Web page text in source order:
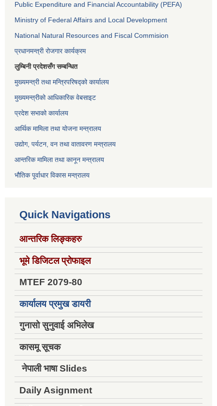
Public Expenditure and Financial Accountability (PEFA)
Ministry of Federal Affairs and Local Development
National Natural Resources and Fiscal Commision
प्रधानमन्त्री रोजगार कार्यक्रम
लुम्बिनी प्रदेशसँग सम्बन्धित
मुख्यमन्त्री तथा मन्त्रिपरिषद्को कार्यालय
मुख्यमन्त्रीको आधिकारिक वेबसाइट
प्रदेश सभाको कार्यालय
आर्थिक मामिला तथा योजना मन्त्रालय
उद्योग, पर्यटन, वन तथा वातावरण मन्त्रालय
आन्तरिक मामिला तथा कानून मन्त्रालय
भौतिक पूर्वाधार विकास मन्त्रालय
Quick Navigations
आन्तरिक लिङ्कहरु
भूमे डिजिटल प्रोफाइल
MTEF 2079-80
कार्यालय प्रमुख डायरी
गुनासो सुनुवाई अभिलेख
कासमू सूचक
नेपाली भाषा Slides
Daily Asignment